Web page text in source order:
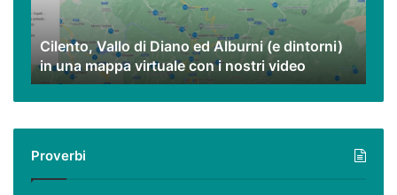
(e
dintorni)
una
mappa
virtuale
nostri
video
Cilento, Vallo di Diano ed Alburni (e dintorni)
in una mappa virtuale con i nostri video
Proverbi